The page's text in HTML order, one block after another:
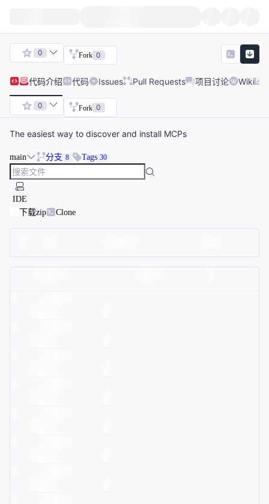
0 Fork 0
代码介绍 代码 Issues Pull Requests 项目讨论 Wiki
0 Fork 0
The easiest way to discover and install MCPs
main 分支 8 Tags 30
IDE
下载zip
Clone